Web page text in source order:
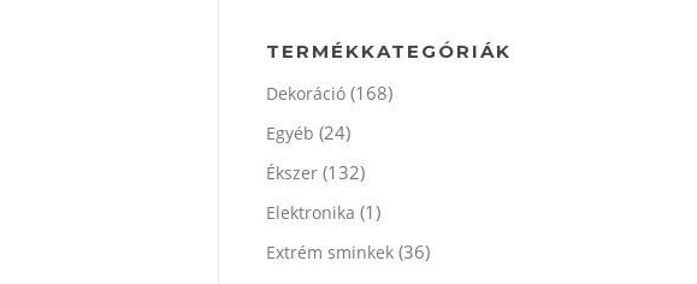
TERMÉKKATEGÓRIÁK
Dekoráció (168)
Egyéb (24)
Ékszer (132)
Elektronika (1)
Extrém sminkek (36)